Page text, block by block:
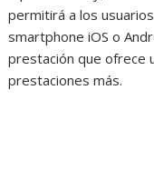
permitirá a los
smartphone iOS o
prestación que ofrece
prestaciones más.